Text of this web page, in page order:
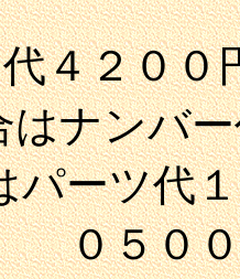
４２００
はナンバ
パーツ代
０５０